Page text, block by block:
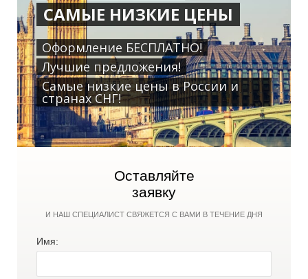
САМЫЕ НИЗКИЕ ЦЕНЫ
Оформление БЕСПЛАТНО!
Лучшие предложения!
Самые низкие цены в России и
странах СНГ!
Оставляйте
заявку
И НАШ СПЕЦИАЛИСТ СВЯЖЕТСЯ С ВАМИ В ТЕЧЕНИЕ ДНЯ
Имя:
Р
Р